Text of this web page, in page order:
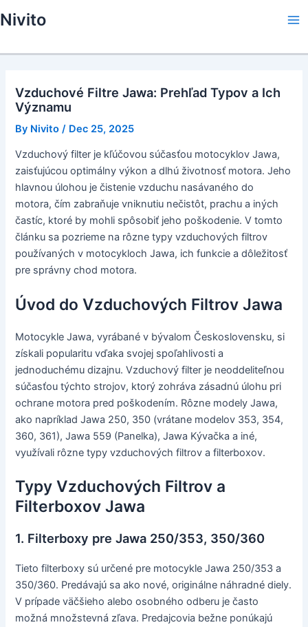
to
Nivito
Vzduchové Filtre Jawa: Prehľad Typov a Ich
Významu
By Nivito / Dec 25, 2025
Vzduchový filter je kľúčovou súčasťou motocyklov Jawa,
zaisťujúcou optimálny výkon a dlhú životnosť motora. Jeho
hlavnou úlohou je čistenie vzduchu nasávaného do
motora, čím zabraňuje vniknutiu nečistôt, prachu a iných
častíc, ktoré by mohli spôsobiť jeho poškodenie. V tomto
článku sa pozrieme na rôzne typy vzduchových filtrov
používaných v motocykloch Jawa, ich funkcie a dôležitosť
pre správny chod motora.
Úvod do Vzduchových Filtrov Jawa
Motocykle Jawa, vyrábané v bývalom Československu, si
získali popularitu vďaka svojej spoľahlivosti a
jednoduchému dizajnu. Vzduchový filter je neoddeliteľnou
súčasťou týchto strojov, ktorý zohráva zásadnú úlohu pri
ochrane motora pred poškodením. Rôzne modely Jawa,
ako napríklad Jawa 250, 350 (vrátane modelov 353, 354,
360, 361), Jawa 559 (Panelka), Jawa Kývačka a iné,
využívali rôzne typy vzduchových filtrov a filterboxov.
Typy Vzduchových Filtrov a
Filterboxov Jawa
1. Filterboxy pre Jawa 250/353, 350/360
Tieto filterboxy sú určené pre motocykle Jawa 250/353 a
350/360. Predávajú sa ako nové, originálne náhradné diely.
V prípade väčšieho alebo osobného odberu je často
možná množstevná zľava. Predajcovia bežne ponúkajú